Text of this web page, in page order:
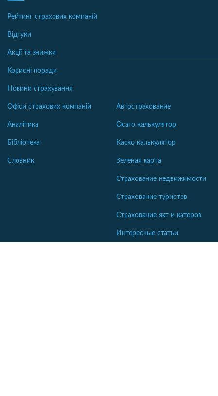
Рейтинг страхових компаній
Відгуки
Акції та знижки
Корисні поради
Новини страхування
Офіси страхових компаній
Аналітика
Бібліотека
Словник
Автострахование
Осаго калькулятор
Каско калькулятор
Зеленая карта
Страхование недвижимости
Страхование туристов
Страхование яхт и катеров
Интересные статьи